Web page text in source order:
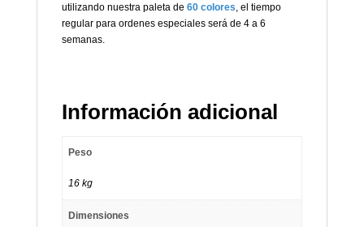
utilizando nuestra paleta de 60 colores , el tiempo
regular para ordenes especiales será de 4 a 6
semanas.
Información adicional
Peso
16 kg
Dimensiones